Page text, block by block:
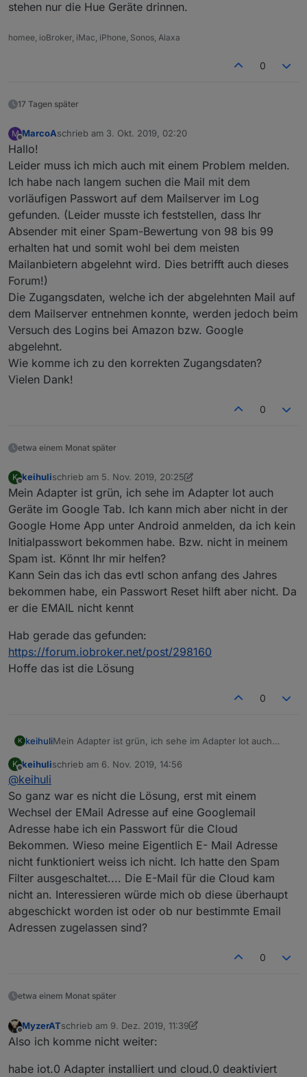
stehen nur die Hue Geräte drinnen.
homee, ioBroker, iMac, iPhone, Sonos, Alaxa
0
17 Tagen später
M
Offline
MarcoAschrieb am 3. Okt. 2019, 02:20
zuletzt editiert von
Hallo!
Leider muss ich mich auch mit einem Problem melden.
Ich habe nach langem suchen die Mail mit dem
vorläufigen Passwort auf dem Mailserver im Log
gefunden. (Leider musste ich feststellen, dass Ihr
Absender mit einer Spam-Bewertung von 98 bis 99
erhalten hat und somit wohl bei dem meisten
Mailanbietern abgelehnt wird. Dies betrifft auch dieses
Forum!)
Die Zugangsdaten, welche ich der abgelehnten Mail auf
dem Mailserver entnehmen konnte, werden jedoch beim
Versuch des Logins bei Amazon bzw. Google
abgelehnt.
Wie komme ich zu den korrekten Zugangsdaten?
Vielen Dank!
0
etwa einem Monat später
K
Offline
keihulischrieb am 5. Nov. 2019, 20:25
zuletzt editiert von keihuli11. Mai 2019, 21:42
Mein Adapter ist grün, ich sehe im Adapter Iot auch
Geräte im Google Tab. Ich kann mich aber nicht in der
Google Home App unter Android anmelden, da ich kein
Initialpasswort bekommen habe. Bzw. nicht in meinem
Spam ist. Könnt Ihr mir helfen?
Kann Sein das ich das evtl schon anfang des Jahres
bekommen habe, ein Passwort Reset hilft aber nicht. Da
er die EMAIL nicht kennt
Hab gerade das gefunden:
https://forum.iobroker.net/post/298160
Hoffe das ist die Lösung
0
K keihuliMein Adapter ist grün, ich sehe im Adapter Iot auch
Google Home App unter Android anmelden, da ich kein
Spam ist. Könnt Ihr mir helfen?
Kann Sein das ich das evtl schon anfang des Jahres
bekommen habe, ein Passwort Reset hilft aber nicht. Da
er die EMAIL nicht kennt
Hab gerade das gefunden:
Hoffe das ist die Lösung
K
Offline
keihulischrieb am 6. Nov. 2019, 14:56
zuletzt editiert von
@keihuli
So ganz war es nicht die Lösung, erst mit einem
Wechsel der EMail Adresse auf eine Googlemail
Adresse habe ich ein Passwort für die Cloud
Bekommen. Wieso meine Eigentlich E- Mail Adresse
nicht funktioniert weiss ich nicht. Ich hatte den Spam
Filter ausgeschaltet.... Die E-Mail für die Cloud kam
nicht an. Interessieren würde mich ob diese überhaupt
abgeschickt worden ist oder ob nur bestimmte Email
Adressen zugelassen sind?
0
etwa einem Monat später
Offline
MyzerATschrieb am 9. Dez. 2019, 11:39
zuletzt editiert von MyzerAT12. Sept. 2019, 12:59
Also ich komme nicht weiter:
habe iot.0 Adapter installiert und cloud.0 deaktiviert